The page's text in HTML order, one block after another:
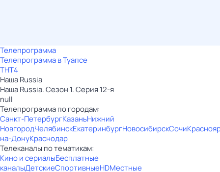
Телепрограмма
Телепрограмма в Туапсе
ТНТ4
Наша Russia
Наша Russia. Сезон 1. Серия 12-я
null
Телепрограмма по городам:
Санкт-ПетербургКазаньНижний
НовгородЧелябинскЕкатеринбургНовосибирскСочи
на-ДонуКраснодар
Телеканалы по тематикам:
Кино и сериалыБесплатные
каналыДетскиеСпортивныеHDМестные